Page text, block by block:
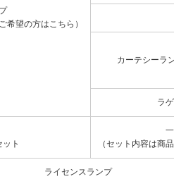
希望の方はこちら）
カーテシーラン
ラゲ
ト
一
（セット内容は商品
ライセンスランプ